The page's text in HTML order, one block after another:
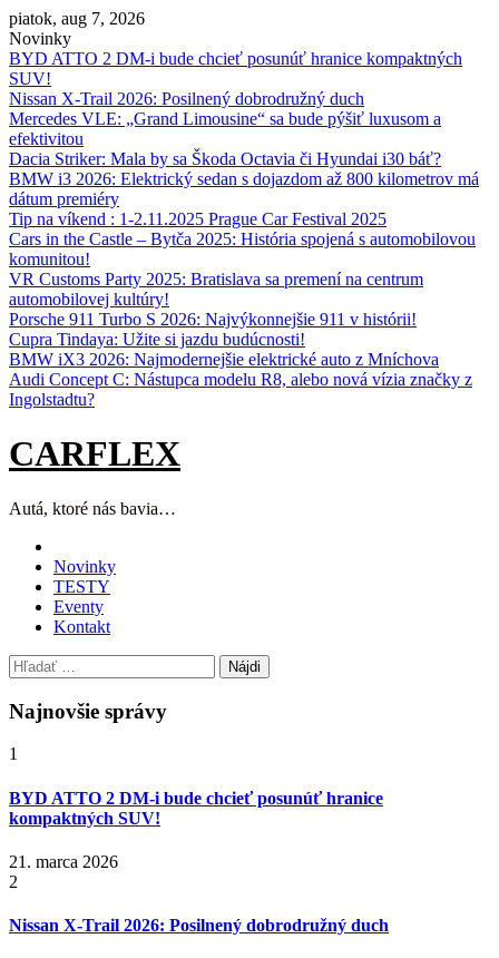
Skip
to
content
piatok, aug 7, 2026
Novinky
BYD ATTO 2 DM-i bude chcieť posunúť hranice kompaktných
SUV!
Nissan X‑Trail 2026: Posilnený dobrodružný duch
Mercedes VLE: „Grand Limousine“ sa bude pýšiť luxusom a
efektivitou
Dacia Striker: Mala by sa Škoda Octavia či Hyundai i30 báť?
BMW i3 2026: Elektrický sedan s dojazdom až 800 kilometrov má
dátum premiéry
Tip na víkend : 1-2.11.2025 Prague Car Festival 2025
Cars in the Castle – Bytča 2025: História spojená s automobilovou
komunitou!
VR Customs Party 2025: Bratislava sa premení na centrum
automobilovej kultúry!
Porsche 911 Turbo S 2026: Najvýkonnejšie 911 v histórii!
Cupra Tindaya: Užite si jazdu budúcnosti!
BMW iX3 2026: Najmodernejšie elektrické auto z Mníchova
Audi Concept C: Nástupca modelu R8, alebo nová vízia značky z
Ingolstadtu?
CARFLEX
Autá, ktoré nás bavia…
Novinky
TESTY
Eventy
Kontakt
Hľadať:
Najnovšie správy
1
BYD ATTO 2 DM-i bude chcieť posunúť hranice
kompaktných SUV!
21. marca 2026
2
Nissan X‑Trail 2026: Posilnený dobrodružný duch